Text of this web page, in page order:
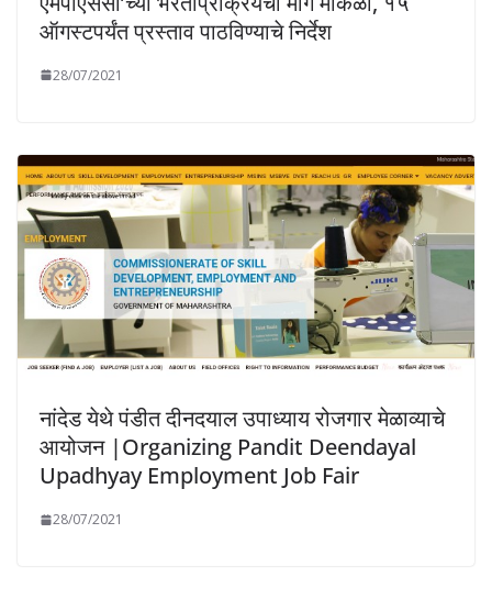
ऑगस्टपर्यंत प्रस्ताव पाठविण्याचे निर्देश
28/07/2021
नांदेड येथे पंडीत दीनदयाल उपाध्याय रोजगार मेळाव्याचे
आयोजन |Organizing Pandit Deendayal
Upadhyay Employment Job Fair
28/07/2021